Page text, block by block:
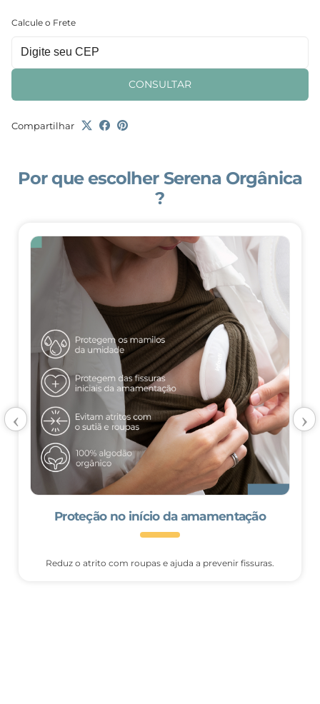
Calcule o Frete
CONSULTAR
Compartilhar
Por que escolher Serena Orgânica
?
Tecido orgânico e respirável
Algodão hipoalergênico, livre de químicos agressivos, ideal
‹ ›